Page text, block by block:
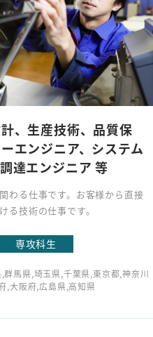
、生産技術、品質保
エンジニア、システム
達エンジニア 等
わる仕事です。お客様から直接
る技術の仕事です。
専攻科生
群馬県,埼玉県,千葉県,東京都,神奈川
,大阪府,広島県,高知県